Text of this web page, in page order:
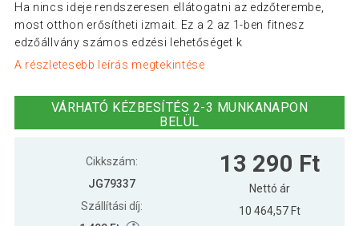
Ha nincs ideje rendszeresen ellátogatni az edzőterembe,
most otthon erősítheti izmait. Ez a 2 az 1-ben fitnesz
edzőállvány számos edzési lehetőséget k
A részletesebb leírás megtekintése
VÁRHATÓ KÉZBESÍTÉS 2-3 MUNKANAPON
BELÜL
Cikkszám:
JG79337
Szállítási díj:
13 290 Ft
Nettó ár
10 464,57 Ft